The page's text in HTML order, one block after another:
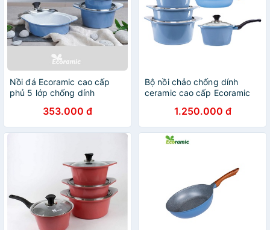
Nồi đá Ecoramic cao cấp
phủ 5 lớp chống dính
353.000 đ
Bộ nồi chảo chống dính
ceramic cao cấp Ecoramic
nồi silicon )1.250.000 đ